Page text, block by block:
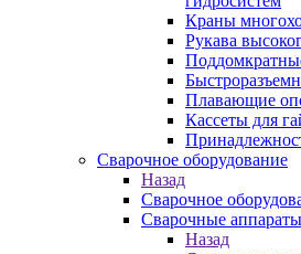
Краны
Рукава
Плавающие
Кассеты для
Сварочное оборудование
Назад
Сварочное
Сварочные аппараты
Назад